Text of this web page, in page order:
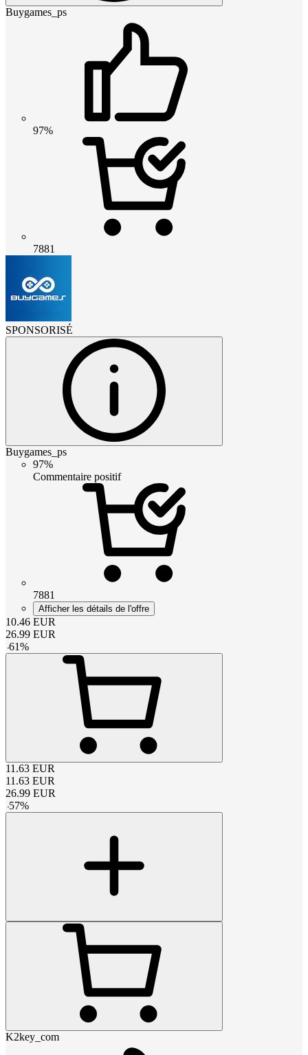
Buygames_ps
97%
7881
SPONSORISÉ
Buygames_ps
97%
Commentaire positif
7881
Afficher les détails de l'offre
10.46 EUR
26.99 EUR
-61%
11.63 EUR
11.63 EUR
26.99 EUR
-57%
K2key_com